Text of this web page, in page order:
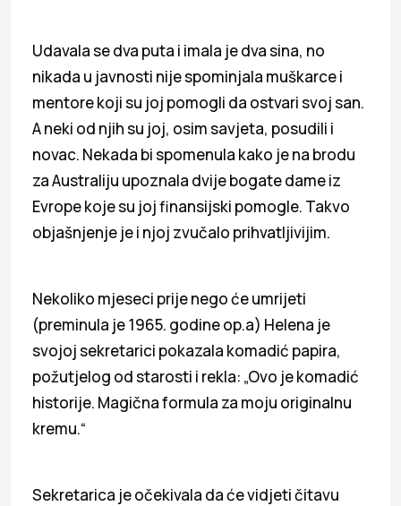
Udavala se dva puta i imala je dva sina, no
nikada u javnosti nije spominjala muškarce i
mentore koji su joj pomogli da ostvari svoj san.
A neki od njih su joj, osim savjeta, posudili i
novac. Nekada bi spomenula kako je na brodu
za Australiju upoznala dvije bogate dame iz
Evrope koje su joj finansijski pomogle. Takvo
objašnjenje je i njoj zvučalo prihvatljivijim.
Nekoliko mjeseci prije nego će umrijeti
(preminula je 1965. godine op.a) Helena je
svojoj sekretarici pokazala komadić papira,
požutjelog od starosti i rekla: „Ovo je komadić
historije. Magična formula za moju originalnu
kremu.“
Sekretarica je očekivala da će vidjeti čitavu